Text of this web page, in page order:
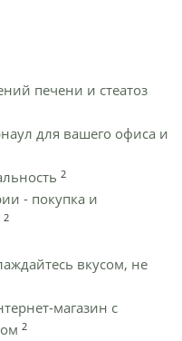
печени и стеатоз
для вашего офиса и
2
- покупка и
2
вкусом, не
магазин с
2